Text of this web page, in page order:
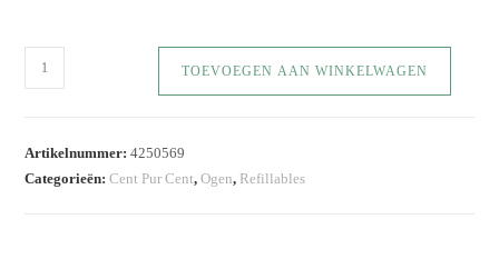
TOEVOEGEN AAN WINKELWAGEN
Artikelnummer:4250569
Categorieën:Cent Pur Cent,Ogen, Refillables